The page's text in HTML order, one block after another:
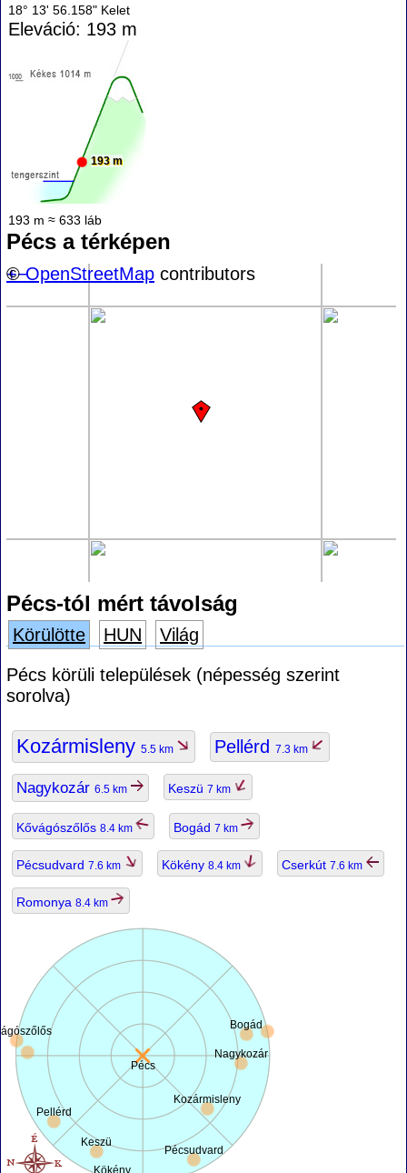
18° 13' 56.158" Kelet
Eleváció: 193 m
193 m
193 m ≈ 633 láb
Pécs a térképen
+−
©OpenStreetMap contributors
Pécs-tól mért távolság
Körülötte HUN
Világ
Pécs körüli települések (népesség szerint
sorolva)
Kozármisleny 5.5 km Pellérd 7.3 km
Nagykozár 6.5 km Keszü 7 km
Kővágószőlős 8.4 km Bogád 7 km
Pécsudvard 7.6 km Kökény 8.4 km Cserkút 7.6 km
Romonya 8.4 km
Pécs
Kozármisleny
Pellérd
Nagykozár
Keszü
Bogád
Pécsudvard
Kökény